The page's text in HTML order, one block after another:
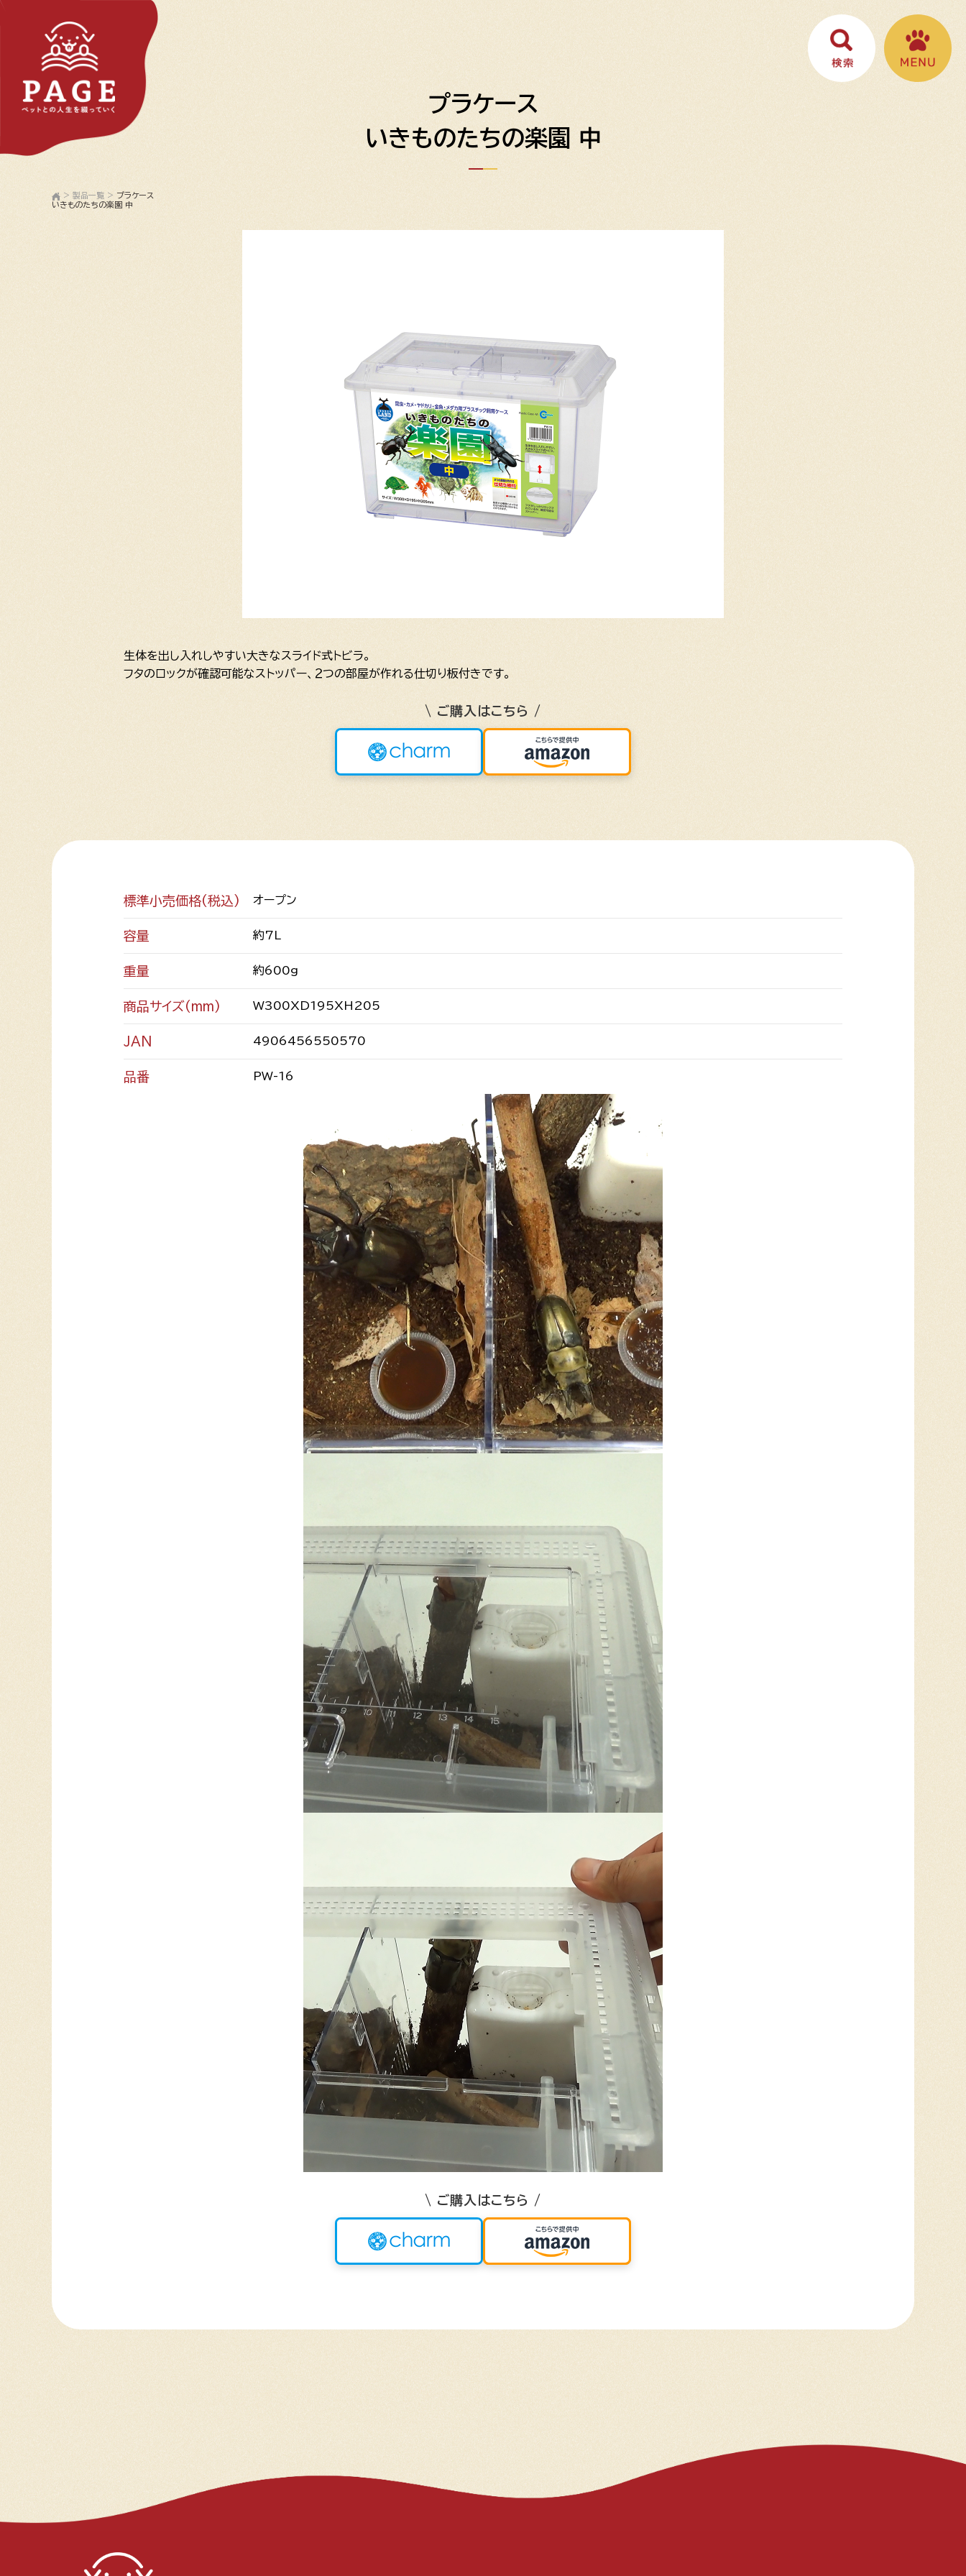
プラケース
いきものたちの楽園 中
> 製品一覧 > プラケース
いきものたちの楽園 中
生体を出し入れしやすい大きなスライド式トビラ。
フタのロックが確認可能なストッパー、２つの部屋が作れる仕切り板付きです。
\ ご購入はこちら /
標準小売価格(税込) オープン
容量 約7L
重量 約600g
商品サイズ(mm) W300XD195XH205
JAN 4906456550570
品番 PW-16
\ ご購入はこちら /